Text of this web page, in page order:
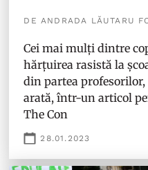
DE ANDRADA LĂUTARU
Cei mai mulți dintre
hărțuirea rasistă la
din partea
arată, într-un articol
The Con
28.01.2023